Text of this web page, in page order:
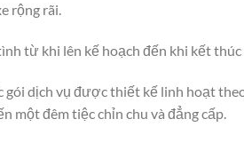
rộng rãi.
từ khi lên kế hoạch đến khi kết
gói dịch vụ được thiết kế linh hoạt
một đêm tiệc chỉn chu và đẳng cấp.